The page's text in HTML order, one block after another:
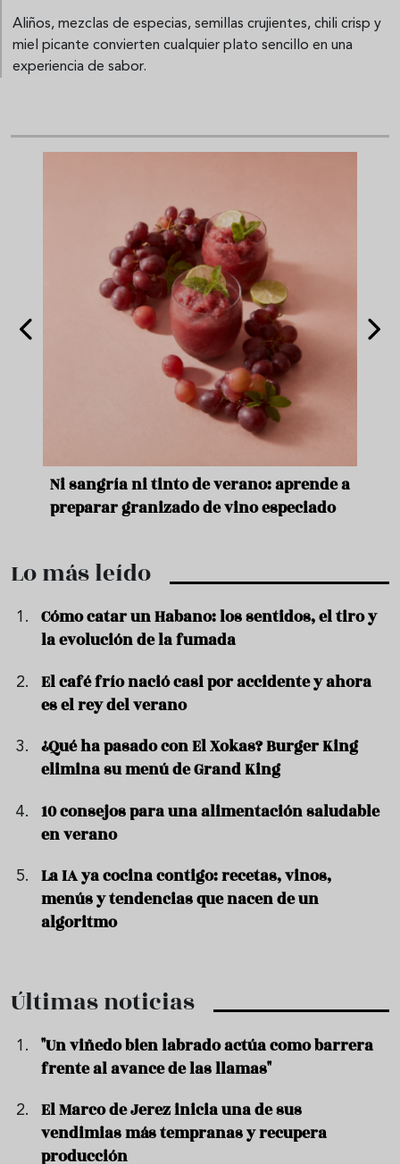
Aliños, mezclas de especias, semillas crujientes, chili crisp y
miel picante convierten cualquier plato sencillo en una
experiencia de sabor.
Ni sangría ni tinto de verano: aprende a
preparar granizado de vino especiado
Lo más leído
Cómo catar un Habano: los sentidos, el tiro y
la evolución de la fumada
El café frío nació casi por accidente y ahora
es el rey del verano
¿Qué ha pasado con El Xokas? Burger King
elimina su menú de Grand King
10 consejos para una alimentación saludable
en verano
La IA ya cocina contigo: recetas, vinos,
menús y tendencias que nacen de un
algoritmo
Últimas noticias
"Un viñedo bien labrado actúa como barrera
frente al avance de las llamas"
El Marco de Jerez inicia una de sus
vendimias más tempranas y recupera
producción